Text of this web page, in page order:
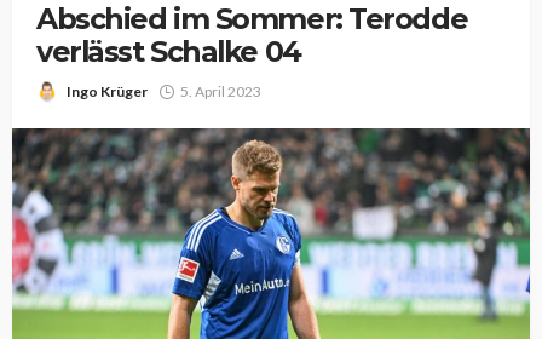
Abschied im Sommer: Terodde
verlässt Schalke 04
Ingo Krüger 5. April 2023